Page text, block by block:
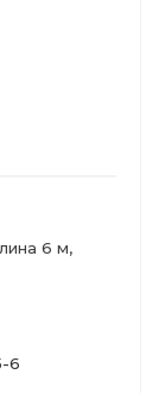
6 м,
6